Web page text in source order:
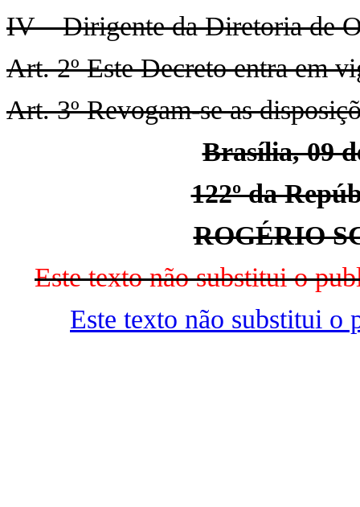
IV – Dirigente da Diretoria de
Art. 2º Este Decreto entra em
Art. 3º Revogam-se as
Brasília, 09
122º da
ROGÉRIO
Este texto não substitui o
Este texto não substitui o